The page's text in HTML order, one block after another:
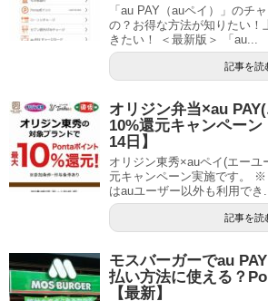
「au PAY（auペイ）」のチ
の？お得な方法が知りたい！
きたい！ ＜最新版＞ 「au...
記事を読
オリジン弁当×au
10%還元キャンペーン
14日】
オリジン東秀×auペイ(エーユ
元キャンペーン実施です。 ※
はauユーザー以外も利用でき...
記事を読
モスバーガーでau
払い方法に使える？
【最新】